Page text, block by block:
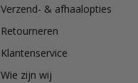
Verzend- & afhaalopties
Retourneren
Klantenservice
Wie zijn wij